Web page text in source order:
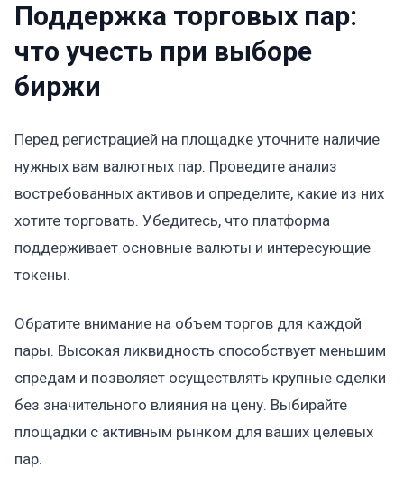
Поддержка торговых пар:
что учесть при выборе
биржи
Перед регистрацией на площадке уточните наличие
нужных вам валютных пар. Проведите анализ
востребованных активов и определите, какие из них
хотите торговать. Убедитесь, что платформа
поддерживает основные валюты и интересующие
токены.
Обратите внимание на объем торгов для каждой
пары. Высокая ликвидность способствует меньшим
спредам и позволяет осуществлять крупные сделки
без значительного влияния на цену. Выбирайте
площадки с активным рынком для ваших целевых
пар.